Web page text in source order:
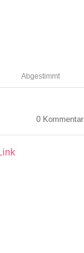
Abgestimmt
0 Kommentar